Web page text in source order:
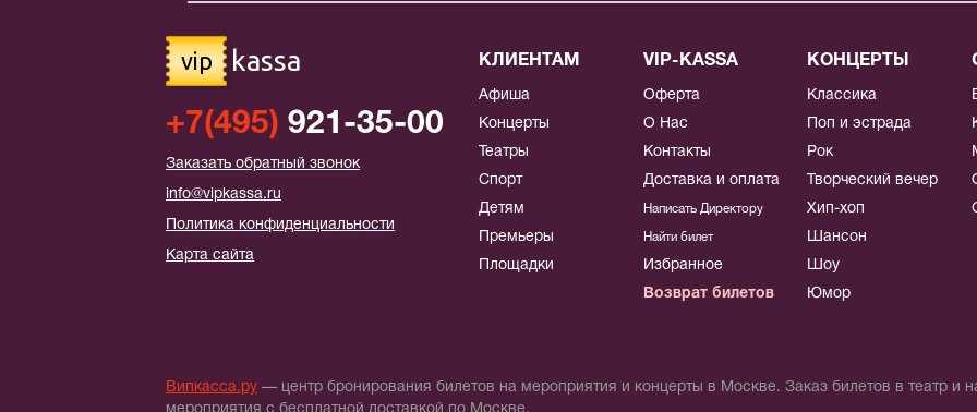
vip kassa
+7(495) 921-35-00
Заказать обратный звонок
info@vipkassa.ru
Политика конфиденциальности
Карта сайта
КЛИЕНТАМ
Афиша
Концерты
Театры
Спорт
Детям
Премьеры
Площадки
VIP-KASSA
Оферта
О Нас
Контакты
Доставка и оплата
Написать Директору
Найти билет
Избранное
Возврат билетов
КОНЦЕРТЫ
Классика
Поп и эстрада
Рок
Творческий вечер
Хип-хоп
Шансон
Шоу
Юмор
Випкасса.ру — центр бронирования билетов на мероприятия и концерты в Москве. Заказ билетов в театр и